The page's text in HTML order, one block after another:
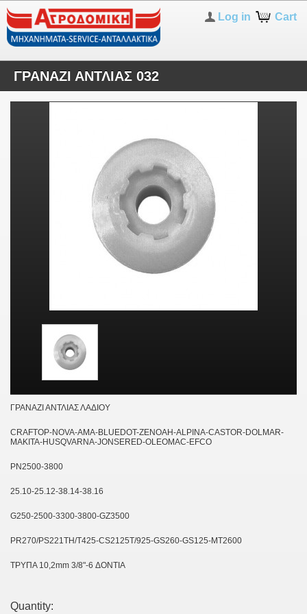
Cart
Log in
ΓΡΑΝΑΖΙ ΑΝΤΛΙΑΣ 032
ΓΡΑΝΑΖΙ ΑΝΤΛΙΑΣ ΛΑΔΙΟΥ
CRAFTOP-NOVA-AMA-BLUEDOT-ZENOAH-ALPINA-CASTOR-DOLMAR-
MAKITA-HUSQVARNA-JONSERED-OLEOMAC-EFCO
PN2500-3800
25.10-25.12-38.14-38.16
G250-2500-3300-3800-GZ3500
PR270/PS221TH/T425-CS2125T/925-GS260-GS125-MT2600
ΤΡΥΠΑ 10,2mm 3/8"-6 ΔΟΝΤΙΑ
Quantity: